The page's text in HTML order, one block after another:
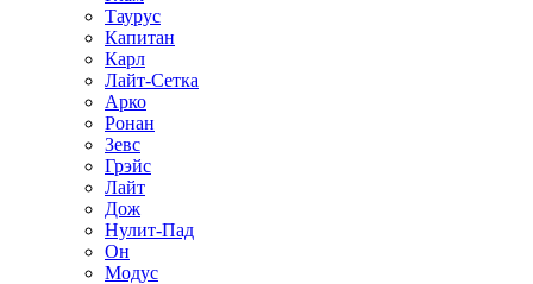
Таурус
Капитан
Карл
Лайт-Сетка
Арко
Ронан
Зевс
Грэйс
Лайт
Дож
Нулит-Пад
Он
Модус